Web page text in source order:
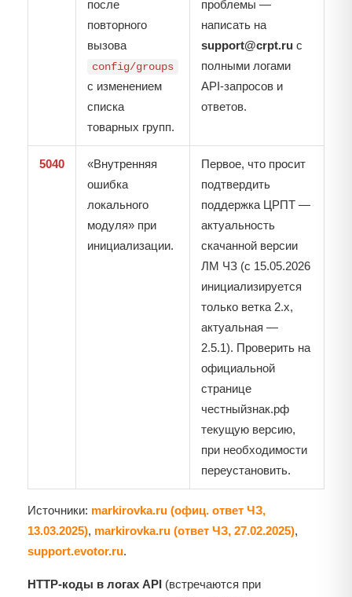
после
повторного
вызова
config/groups
с изменением
списка
товарных групп.
проблемы —
написать на
support@crpt.ru с
полными логами
API-запросов и
ответов.
5040
«Внутренняя
ошибка
локального
модуля» при
инициализации.
Первое, что просит
подтвердить
поддержка ЦРПТ —
актуальность
скачанной версии
ЛМ ЧЗ (с 15.05.2026
инициализируется
только ветка 2.x,
актуальная —
2.5.1). Проверить на
официальной
странице
честныйзнак.рф
текущую версию,
при необходимости
переустановить.
Источники: markirovka.ru (офиц. ответ ЧЗ,
13.03.2025), markirovka.ru (ответ ЧЗ, 27.02.2025),
support.evotor.ru.
HTTP-коды в логах API (встречаются при